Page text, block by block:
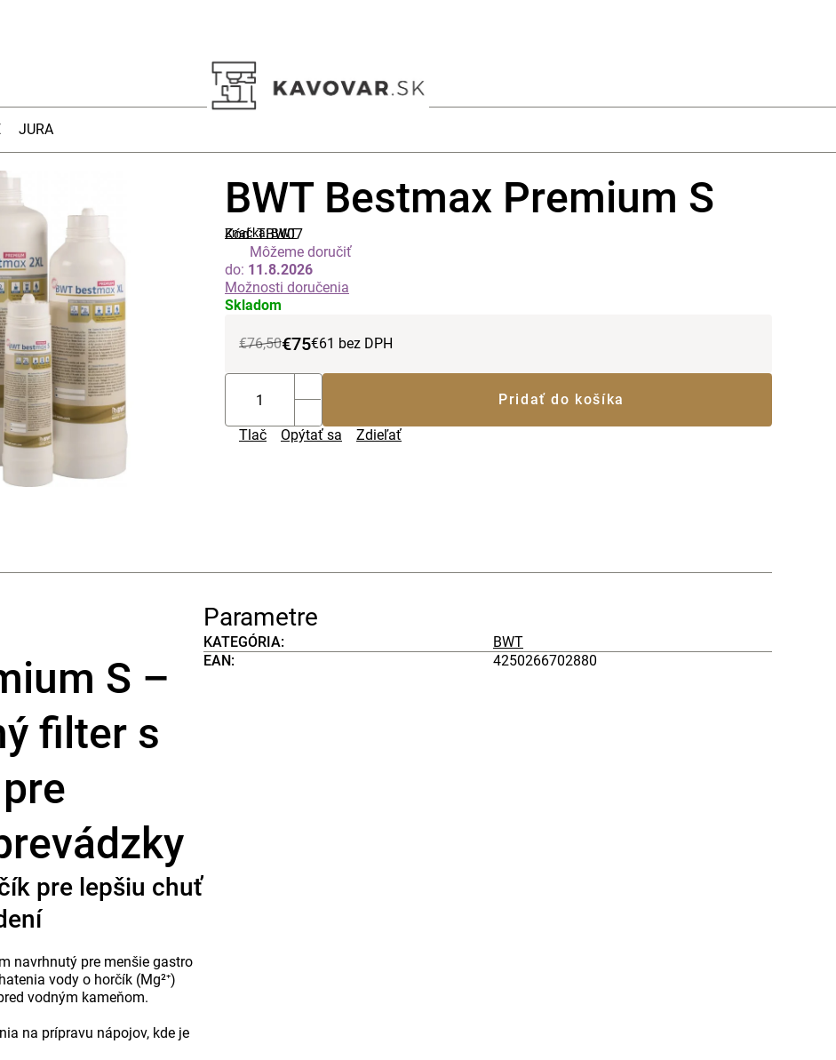
JURA
BWT Bestmax Premium S
Kód: TBW07
Značka:BWT
€76,50€75€61 bez DPH
Skladom
Môžeme doručiť
do: 11.8.2026
Možnosti doručenia
Pridať do košíka
Tlač Opýtať sa Zdieľať
S –
filter s
pre lepšiu chuť
navrhnutý pre menšie gastro
vody o horčík (Mg²⁺)
vodným kameňom.
na prípravu nápojov, kde je
Parametre
KATEGÓRIA:
BWT
EAN: 4250266702880